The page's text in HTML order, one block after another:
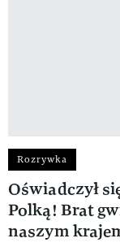
Rozrywka
Oświadczył
Polką! Brat
naszym